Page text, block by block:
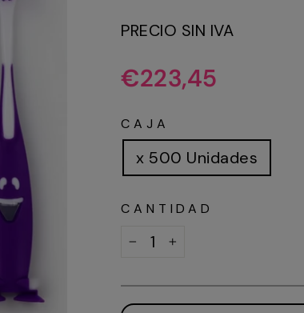
PRECIO SIN IVA
Precio
habitual
€223,45
CAJA
x 500 Unidades
CANTIDAD